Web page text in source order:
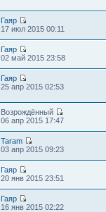
Гаяр
17 июл 2015 00:11
Гаяр
02 май 2015 23:58
Гаяр
25 апр 2015 02:53
Возрождённый
06 апр 2015 17:47
Taram
03 апр 2015 09:23
Гаяр
20 янв 2015 23:51
Гаяр
16 янв 2015 02:22